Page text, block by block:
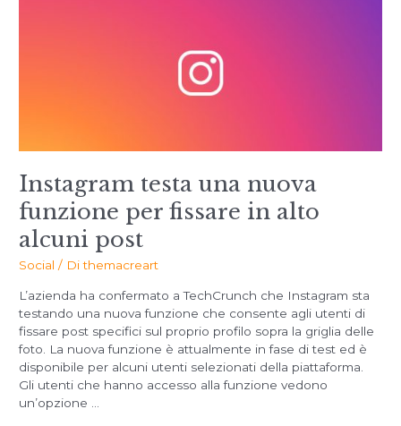
Instagram testa una nuova
funzione per fissare in alto
alcuni post
Social / Dithemacreart
L’azienda ha confermato a TechCrunch che Instagram sta
testando una nuova funzione che consente agli utenti di
fissare post specifici sul proprio profilo sopra la griglia delle
foto. La nuova funzione è attualmente in fase di test ed è
disponibile per alcuni utenti selezionati della piattaforma.
Gli utenti che hanno accesso alla funzione vedono
un’opzione …